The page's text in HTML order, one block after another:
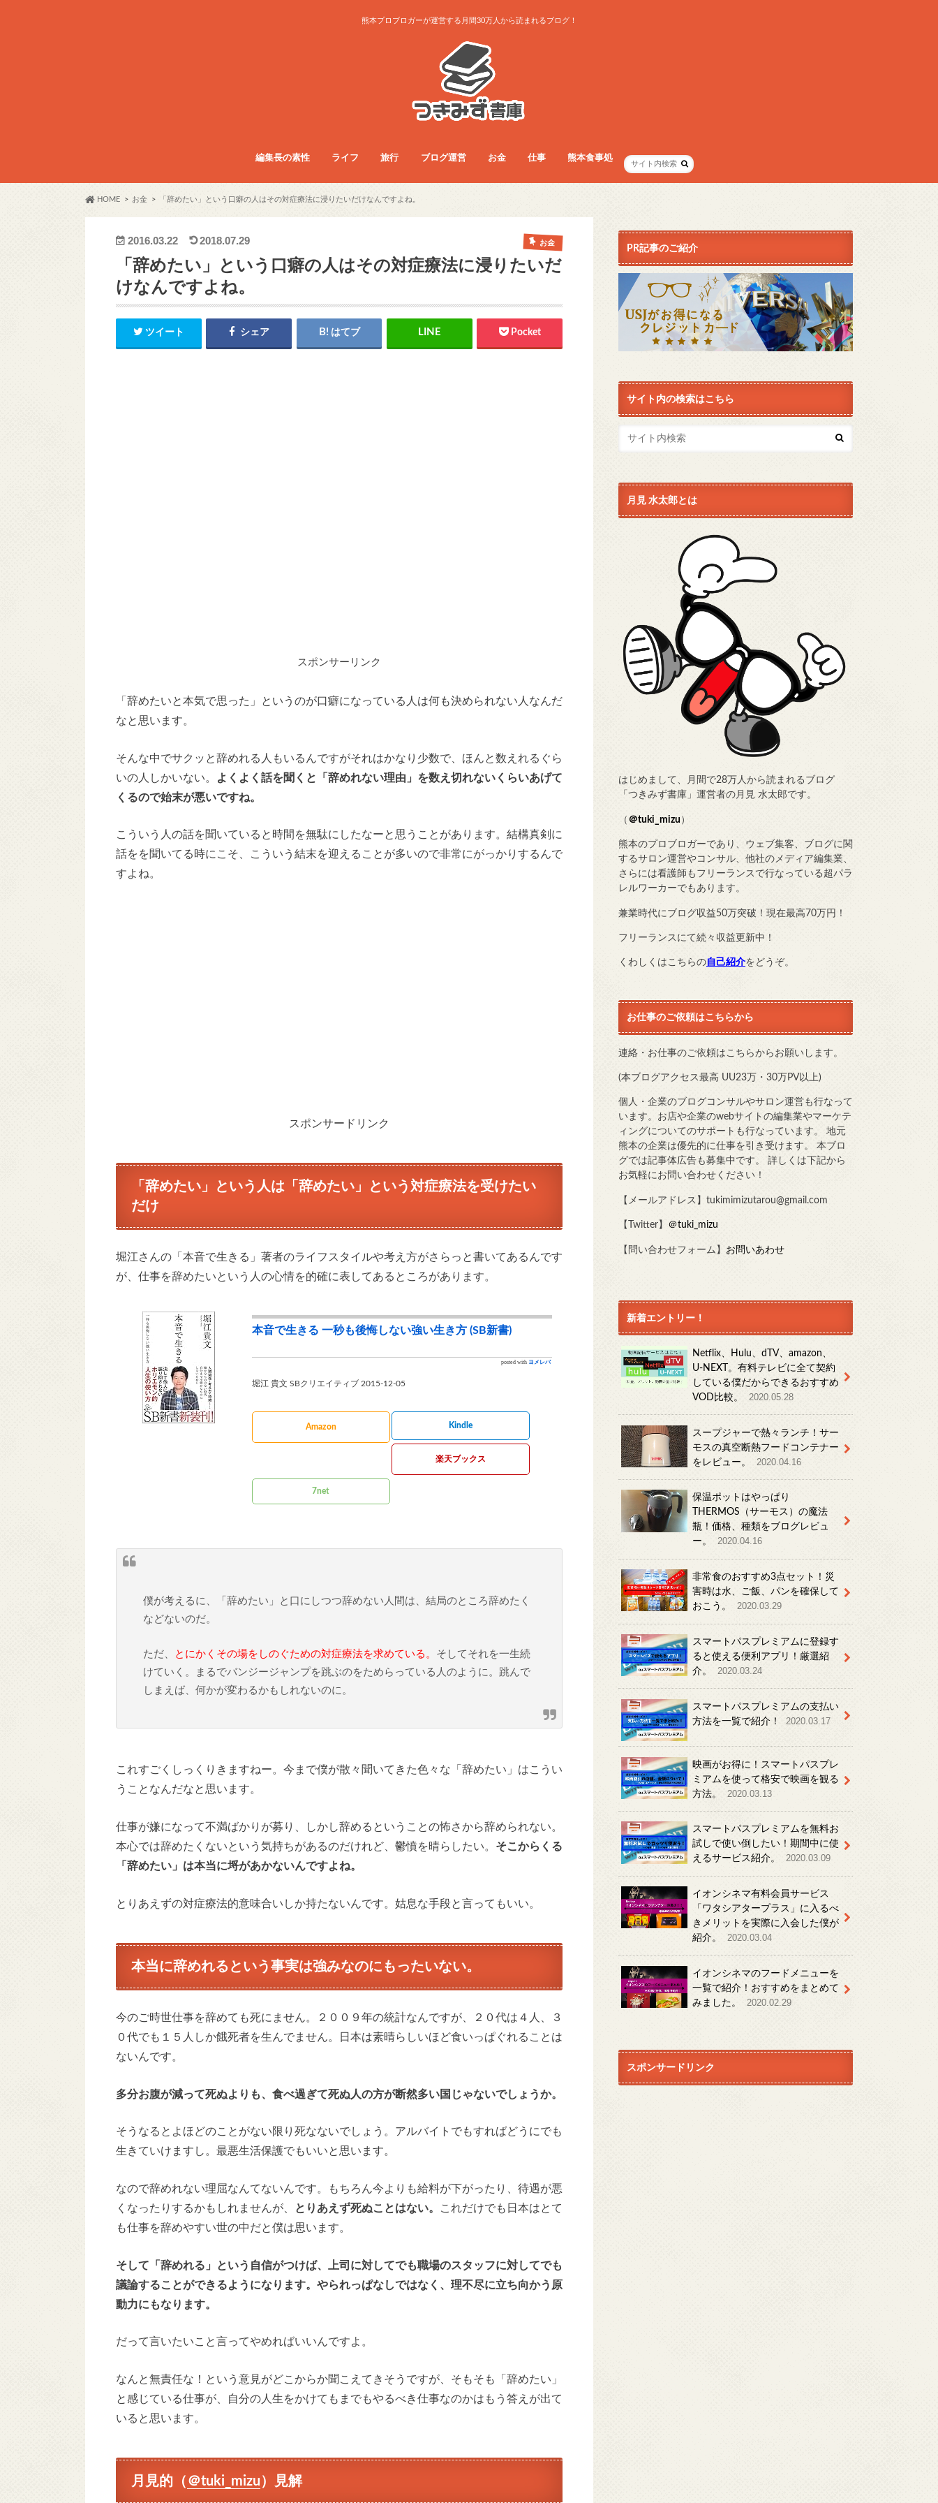
熊本プロブロガーが運営する月間30万人から読まれるブログ！
編集長の素性 ライフ
ライフ
お得生活術
グッズレビュー
コラム
サービス
ダイエット
ファッション
フード
旅行
旅行総合
旅行術
旅行記
ブログ運営
ブログ運営
アクセス・収益
ノウハウ
お金
お金
フリーランス
副業
仕事
仕事総合
人間関係
仕事術
働き方
医療・看護師
熊本食事処
食事総合
モーニング
ランチ
夜ご飯
カフェ
居酒屋・BAR
パン屋
ラーメン
まとめ
HOME お金 「辞めたい」という口癖の人はその対症療法に浸りたいだけなんですよね。
2016.03.22 2018.07.29 お金
「辞めたい」という口癖の人はその対症療法に浸りたいだ
けなんですよね。
ツイート シェア はてブ Pocket
スポンサーリンク
「辞めたいと本気で思った」というのが口癖になっている人は何も決められない人なんだ
なと思います。
そんな中でサクッと辞めれる人もいるんですがそれはかなり少数で、ほんと数えれるぐら
いの人しかいない。
よくよく話を聞くと「辞めれない理由」を数え切れないくらいあげて
くるので始末が悪いですね。
こういう人の話を聞いていると時間を無駄にしたなーと思うことがあります。結構真剣に
話をを聞いてる時にこそ、こういう結末を迎えることが多いので非常にがっかりするんで
すよね。
スポンサードリンク
「辞めたい」という人は「辞めたい」という対症療法を受けたい
だけ
堀江さんの「本音で生きる」著者のライフスタイルや考え方がさらっと書いてあるんです
が、仕事を辞めたいという人の心情を的確に表してあるところがあります。
本音で生きる 一秒も後悔しない強い生き方 (SB新書)
posted with ヨメレバ
堀江 貴文 SBクリエイティブ 2015-12-05
Amazon Kindle
楽天ブックス
7net
僕が考えるに、「辞めたい」と口にしつつ辞めない人間は、結局のところ辞めたく
などないのだ。
ただ、 とにかくその場をしのぐための対症療法を求めている。 そしてそれを一生続
けていく。まるでバンジージャンプを跳ぶのをためらっている人のように。跳んで
しまえば、何かが変わるかもしれないのに。
これすごくしっくりきますねー。今まで僕が散々聞いてきた色々な「辞めたい」はこうい
うことなんだなと思います。
仕事が嫌になって不満ばかりが募り、しかし辞めるということの怖さから辞められない。
本心では辞めたくないという気持ちがあるのだけれど、鬱憤を晴らしたい。 そこからくる
「辞めたい」は本当に埒があかないんですよね。
とりあえずの対症療法的意味合いしか持たないんです。姑息な手段と言ってもいい。
本当に辞めれるという事実は強みなのにもったいない。
今のご時世仕事を辞めても死にません。２００９年の統計なんですが、２０代は４人、３
０代でも１５人しか餓死者を生んでません。日本は素晴らしいほど食いっぱぐれることは
ないんです。
多分お腹が減って死ぬよりも、食べ過ぎて死ぬ人の方が断然多い国じゃないでしょうか。
そうなるとよほどのことがない限り死なないでしょう。アルバイトでもすればどうにでも
生きていけますし。最悪生活保護でもいいと思います。
なので辞めれない理屈なんてないんです。もちろん今よりも給料が下がったり、待遇が悪
くなったりするかもしれませんが、
とりあえず死ぬことはない。
これだけでも日本はとて
も仕事を辞めやすい世の中だと僕は思います。
そして「辞めれる」という自信がつけば、上司に対してでも職場のスタッフに対してでも
議論することができるようになります。やられっぱなしではなく、理不尽に立ち向かう原
動力にもなります。
だって言いたいこと言ってやめればいいんですよ。
なんと無責任な！という意見がどこからか聞こえてきそうですが、そもそも「辞めたい」
と感じている仕事が、自分の人生をかけてもまでもやるべき仕事なのかはもう答えが出て
いると思います。
月見的（ ＠tuki_mizu ）見解
PR記事のご紹介
サイト内の検索はこちら
月見 水太郎とは
はじめまして、月間で28万人から読まれるブログ
「つきみず書庫」運営者の月見 水太郎です。
（ ＠tuki_mizu ）
熊本のプロブロガーであり、ウェブ集客、ブログに関
するサロン運営やコンサル、他社のメディア編集業、
さらには看護師もフリーランスで行なっている超パラ
レルワーカーでもあります。
兼業時代にブログ収益50万突破！現在最高70万円！
フリーランスにて続々収益更新中！
くわしくはこちらの自己紹介をどうぞ。
お仕事のご依頼はこちらから
連絡・お仕事のご依頼はこちらからお願いします。
(本ブログアクセス最高 UU23万・30万PV以上)
個人・企業のブログコンサルやサロン運営も行なって
います。お店や企業のwebサイトの編集業やマーケテ
ィングについてのサポートも行なっています。 地元
熊本の企業は優先的に仕事を引き受けます。 本ブロ
グでは記事体広告も募集中です。 詳しくは下記から
お気軽にお問い合わせください！
【メールアドレス】tukimimizutarou@gmail.com
【Twitter】 ＠tuki_mizu
【問い合わせフォーム】 お問いあわせ
新着エントリー！
Netflix、Hulu、dTV、amazon、
U-NEXT。有料テレビに全て契約
している僕だからできるおすすめ
VOD比較。
2020.05.28
スープジャーで熱々ランチ！サー
モスの真空断熱フードコンテナー
をレビュー。
2020.04.16
保温ポットはやっぱり
THERMOS（サーモス）の魔法
瓶！価格、種類をブログレビュ
ー。
2020.04.16
非常食のおすすめ3点セット！災
害時は水、ご飯、パンを確保して
おこう。
2020.03.29
スマートパスプレミアムに登録す
ると使える便利アプリ！厳選紹
介。
2020.03.24
スマートパスプレミアムの支払い
方法を一覧で紹介！
2020.03.17
映画がお得に！スマートパスプレ
ミアムを使って格安で映画を観る
方法。
2020.03.13
スマートパスプレミアムを無料お
試しで使い倒したい！期間中に使
えるサービス紹介。
2020.03.09
イオンシネマ有料会員サービス
「ワタシアタープラス」に入るべ
きメリットを実際に入会した僕が
紹介。
2020.03.04
イオンシネマのフードメニューを
一覧で紹介！おすすめをまとめて
みました。
2020.02.29
スポンサードリンク